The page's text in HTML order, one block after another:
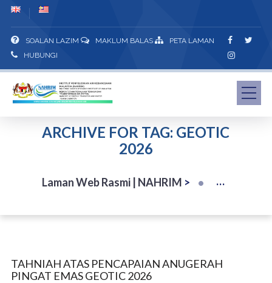
SOALAN LAZIM MAKLUM BALAS
PETA LAMAN
HUBUNGI
ARCHIVE FOR TAG: GEOTIC
2026
Laman Web Rasmi | NAHRIM >
TAHNIAH ATAS PENCAPAIAN ANUGERAH
PINGAT EMAS GEOTIC 2026